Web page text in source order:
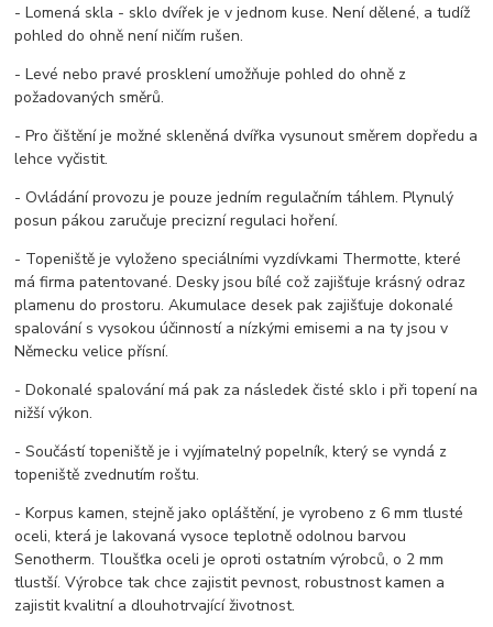
- Lomená skla - sklo dvířek je v jednom kuse. Není dělené, a tudíž
pohled do ohně není ničím rušen.
- Levé nebo pravé prosklení umožňuje pohled do ohně z
požadovaných směrů.
- Pro čištění je možné skleněná dvířka vysunout směrem dopředu a
lehce vyčistit.
- Ovládání provozu je pouze jedním regulačním táhlem. Plynulý
posun pákou zaručuje precizní regulaci hoření.
- Topeniště je vyloženo speciálními vyzdívkami Thermotte, které
má firma patentované. Desky jsou bílé což zajišťuje krásný odraz
plamenu do prostoru. Akumulace desek pak zajišťuje dokonalé
spalování s vysokou účinností a nízkými emisemi a na ty jsou v
Německu velice přísní.
- Dokonalé spalování má pak za následek čisté sklo i při topení na
nižší výkon.
- Součástí topeniště je i vyjímatelný popelník, který se vyndá z
topeniště zvednutím roštu.
- Korpus kamen, stejně jako opláštění, je vyrobeno z 6 mm tlusté
oceli, která je lakovaná vysoce teplotně odolnou barvou
Senotherm. Tloušťka oceli je oproti ostatním výrobců, o 2 mm
tlustší. Výrobce tak chce zajistit pevnost, robustnost kamen a
zajistit kvalitní a dlouhotrvající životnost.